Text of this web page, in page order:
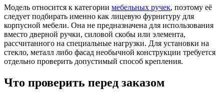
Модель относится к категории мебельных ручек, поэтому её
следует подбирать именно как лицевую фурнитуру для
корпусной мебели. Она не предназначена для использования
вместо дверной ручки, силовой скобы или элемента,
рассчитанного на специальные нагрузки. Для установки на
стекло, металл либо фасад необычной конструкции требуется
отдельно проверить допустимый способ крепления.
Что проверить перед заказом